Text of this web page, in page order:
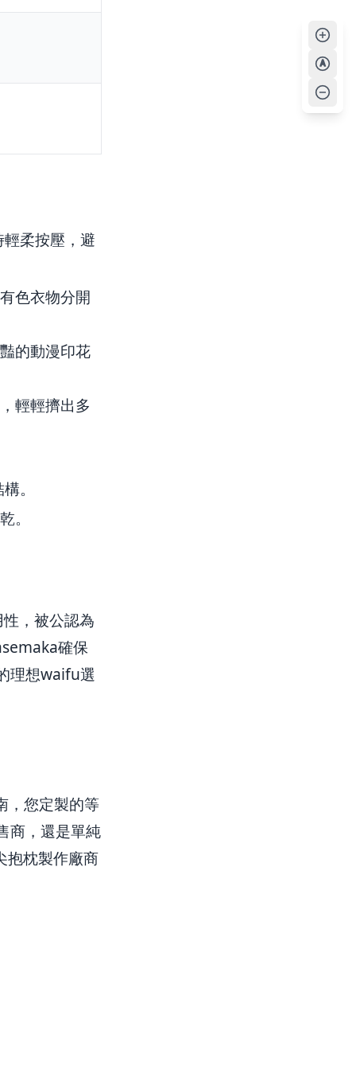
A
柔按壓，避
色衣物分開
的動漫印花
輕輕擠出多
。
。
，被公認為
確保
理想waifu選
，您定製的等
商，還是單純
抱枕製作廠商